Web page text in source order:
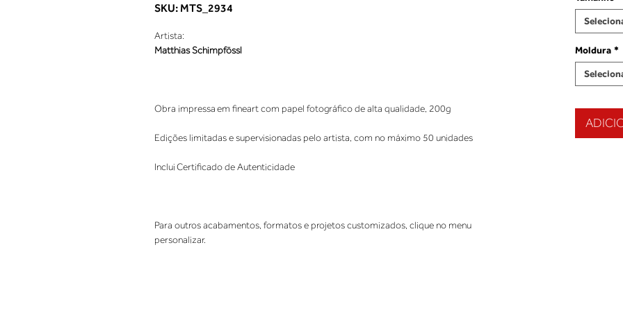
SKU: MTS_2934
Artista:
Matthias Schimpfössl
Obra impressa em fineart com papel fotográfico de alta qualidade, 200g
Edições limitadas e supervisionadas pelo artista, com no máximo 50 unidades
Inclui Certificado de Autenticidade
Para outros acabamentos, formatos e projetos customizados, clique no menu
personalizar.
Moldura *